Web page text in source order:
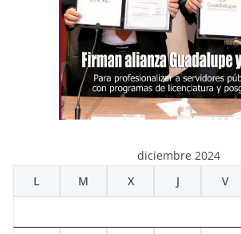
diciembre 2024
L
M X J V